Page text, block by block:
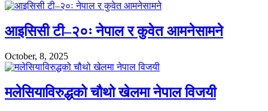
आइसिसी टी–२०ः नेपाल र कुवेत आमनेसामने
October, 8, 2025
मलेसियाविरुद्धको चौथो खेलमा नेपाल विजयी